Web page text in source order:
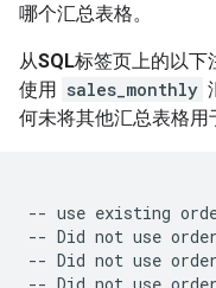
哪个汇总表格。
从SQL标签页上的以下
使用
sales_monthly
何未将其他汇总表格用
-- use existing
-- Did not use
-- Did not use